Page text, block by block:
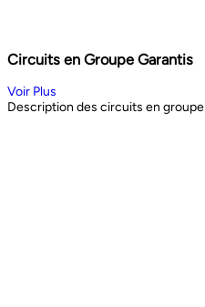
Circuits en Groupe Garantis
Voir Plus
Description des circuits en groupe